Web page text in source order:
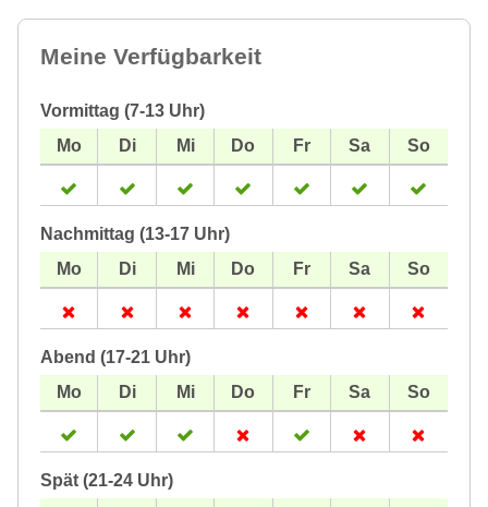
Meine Verfügbarkeit
Vormittag (7-13 Uhr)
Nachmittag (13-17 Uhr)
Abend (17-21 Uhr)
Spät (21-24 Uhr)